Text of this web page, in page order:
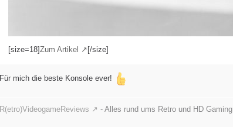
[size=18]Zum Artikel [/size]
Für mich die beste Konsole ever!
R(etro)VideogameReviews - Alles rund ums Retro und HD Gaming